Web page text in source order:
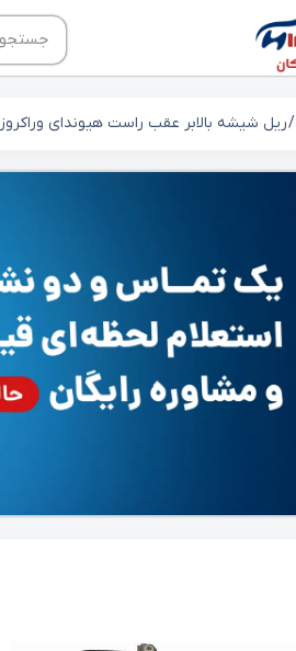
/ ریل شیشه بالابر عقب راست هیوندای وراکروز IX55 کد 834023J001